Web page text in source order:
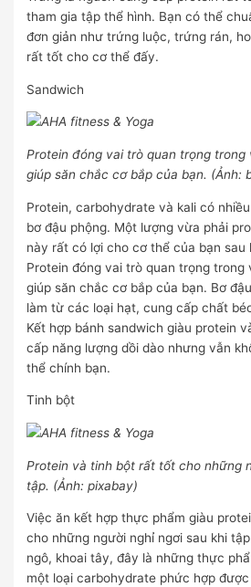
tham gia tập thể hình. Bạn có thể
đơn giản như trứng luộc, trứng rán,
rất tốt cho cơ thể đấy.
Sandwich
Protein đóng vai trò quan trọng trong
giúp săn chắc cơ bắp của bạn. (Ảnh:
Protein, carbohydrate và kali có
bơ đậu phộng. Một lượng vừa phải
này rất có lợi cho cơ thể của bạn sau
Protein đóng vai trò quan trọng trong
giúp săn chắc cơ bắp của bạn. Bơ
làm từ các loại hạt, cung cấp chất
Kết hợp bánh sandwich giàu protein
cấp năng lượng dồi dào nhưng vẫn
thể chính bạn.
Tinh bột
Protein và tinh bột rất tốt cho những
tập. (Ảnh: pixabay)
Việc ăn kết hợp thực phẩm giàu
cho những người nghỉ ngơi sau khi
ngô, khoai tây, đây là những thực
một loại carbohydrate phức hợp